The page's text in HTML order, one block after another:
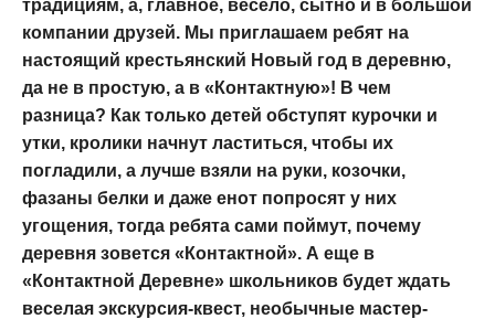
традициям, а, главное, весело, сытно и в большой
компании друзей. Мы приглашаем ребят на
настоящий крестьянский Новый год в деревню,
да не в простую, а в «Контактную»! В чем
разница? Как только детей обступят курочки и
утки, кролики начнут ластиться, чтобы их
погладили, а лучше взяли на руки, козочки,
фазаны белки и даже енот попросят у них
угощения, тогда ребята сами поймут, почему
деревня зовется «Контактной». А еще в
«Контактной Деревне» школьников будет ждать
веселая экскурсия-квест, необычные мастер-